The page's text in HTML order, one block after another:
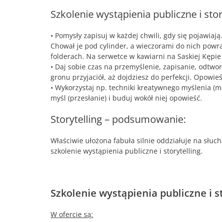
Szkolenie wystąpienia publiczne i
• Pomysły zapisuj w każdej chwili, gdy się
Chował je pod cylinder, a wieczorami do nich
folderach. Na serwetce w kawiarni na Saskiej
• Daj sobie czas na przemyślenie, zapisanie,
gronu przyjaciół, aż dojdziesz do perfekcji.
• Wykorzystaj np. techniki kreatywnego myślenia
myśl (przesłanie) i buduj wokół niej opowieść.
Storytelling – podsumowanie:
Właściwie ułożona fabuła silnie oddziałuje na
szkolenie wystąpienia publiczne i storytelling.
Szkolenie wystąpienia publiczne i
W ofercie są: